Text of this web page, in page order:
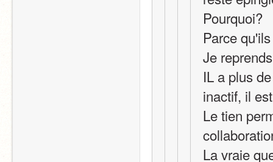
Pourquoi?
Parce
Je
IL a plus
inactif, il
Le tien
La vraie